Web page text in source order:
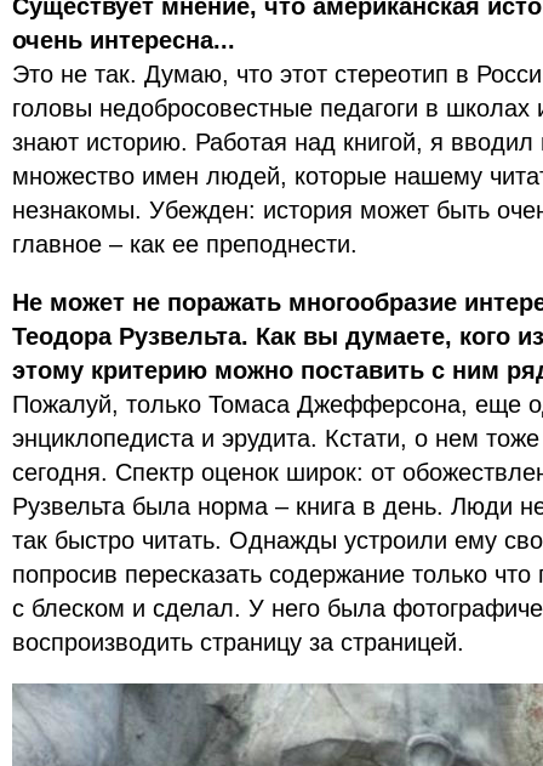
Существует мнение, что американская
очень интересна...
Это не так. Думаю, что этот стереотип в
головы недобросовестные педагоги в школах
знают историю. Работая над книгой, я
множество имен людей, которые нашему
незнакомы. Убежден: история может быть
главное – как ее преподнести.
Не может не поражать многообразие
Теодора Рузвельта. Как вы думаете, кого
этому критерию можно поставить с ним
Пожалуй, только Томаса Джефферсона, еще
энциклопедиста и эрудита. Кстати, о нем
сегодня. Спектр оценок широк: от
Рузвельта была норма – книга в день. Люди
так быстро читать. Однажды устроили ему
попросив пересказать содержание только что
с блеском и сделал. У него была
воспроизводить страницу за страницей.